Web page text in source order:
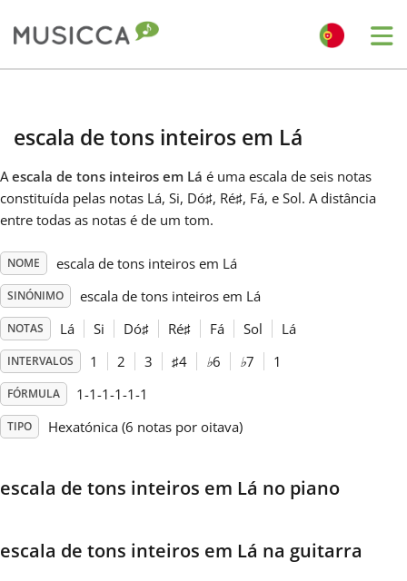
Dansk
Deutsch
English
Español
हिन्दी
escala de tons inteiros em Lá
Aescala de tons inteiros em Lá é uma escala de seis notas
constituída pelas notas Lá, Si, Dó♯, Ré♯, Fá, e Sol. A distância
entre todas as notas é de um tom.
NOME escala de tons inteiros em Lá
SINÓNIMO escala de tons inteiros em Lá
NOTAS Lá Si Dó♯ Ré♯ Fá Sol Lá
INTERVALOS 1 2 3 ♯4 ♭6 ♭7 1
FÓRMULA 1-1-1-1-1-1
TIPO Hexatónica (6 notas por oitava)
escala de tons inteiros em Lá no piano
escala de tons inteiros em Lá na guitarra